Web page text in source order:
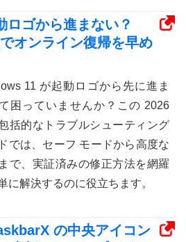
ゴから進まない？
オンライン復帰を早め
11 が起動ロゴから先に進ま
困っていませんか？この 2026
括的なトラブルシューティング
では、セーフ モードから高度な
で、実証済みの修正方法を網羅
に解決するのに役立ちます。
の中央アイコン